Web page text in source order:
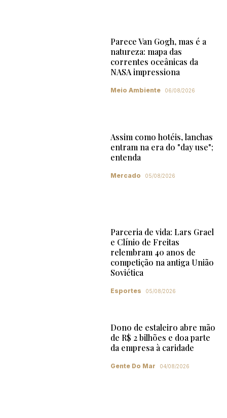
Parece Van Gogh, mas é a
natureza: mapa das
correntes oceânicas da
NASA impressiona
Meio Ambiente 06/08/2026
Assim como hotéis, lanchas
entram na era do "day use";
entenda
Mercado 05/08/2026
Parceria de vida: Lars Grael
e Clínio de Freitas
relembram 40 anos de
competição na antiga União
Soviética
Esportes 05/08/2026
Dono de estaleiro abre mão
de R$ 2 bilhões e doa parte
da empresa à caridade
Gente Do Mar 04/08/2026